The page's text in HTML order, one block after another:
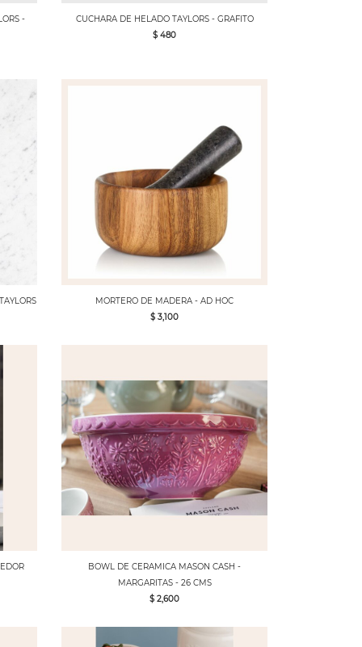
-
CUCHARA DE HELADO TAYLORS - GRAFITO
$ 480
MORTERO DE MADERA - AD HOC
$ 3,100
BOWL DE CERAMICA MASON CASH -
MARGARITAS - 26 CMS
$ 2,600